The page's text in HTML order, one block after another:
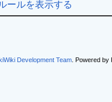
ールを表示する
Development Team. Powered by